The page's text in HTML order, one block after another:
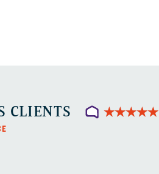
CLIENTS ★★★★★
★★★★★